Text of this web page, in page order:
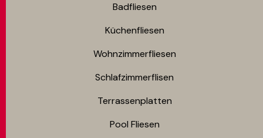
Badfliesen
Küchenfliesen
Wohnzimmerfliesen
Schlafzimmerflisen
Terrassenplatten
Pool Fliesen